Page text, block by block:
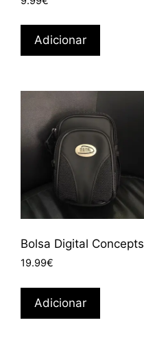
Adicionar
Bolsa Digital Concepts
19.99€
Adicionar